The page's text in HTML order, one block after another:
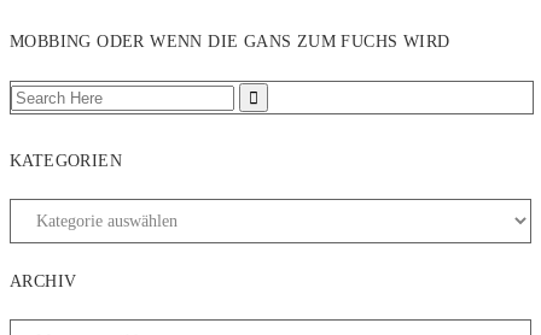
MOBBING ODER WENN DIE GANS ZUM FUCHS WIRD
KATEGORIEN
ARCHIV